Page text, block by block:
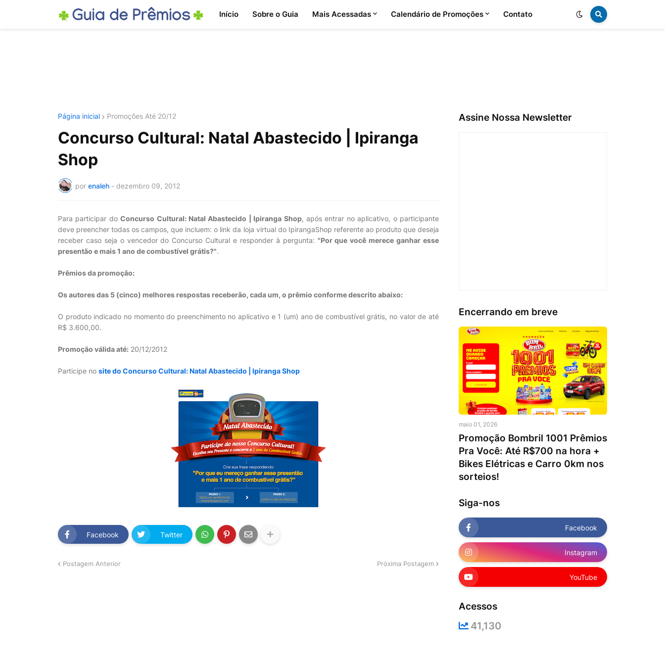
Início Sobre o Guia Mais Acessadas Calendário de Promoções Contato
Página inicial Promoções Até 20/12
Concurso Cultural: Natal Abastecido | Ipiranga
Shop
por enaleh - dezembro 09, 2012
Para participar doConcurso Cultural: Natal Abastecido | Ipiranga Shop, após entrar no aplicativo, o participante
deve preencher todas os campos, que incluem: o link da loja virtual do IpirangaShop referente ao produto que deseja
receber caso seja o vencedor do Concurso Cultural e responder à pergunta: "Por que você merece ganhar esse
presentão e mais 1 ano de combustível grátis?".
Prêmios da promoção:
Os autores das 5 (cinco) melhores respostas receberão, cada um, o prêmio conforme descrito abaixo:
O produto indicado no momento do preenchimento no aplicativo e 1 (um) ano de combustível grátis, no valor de até
R$ 3.600,00.
Promoção válida até: 20/12/2012
Participe no site do Concurso Cultural: Natal Abastecido | Ipiranga Shop
Facebook Twitter
Postagem Anterior Próxima Postagem
Assine Nossa Newsletter
Encerrando em breve
maio 01, 2026
Promoção Bombril 1001 Prêmios
Pra Você: Até R$700 na hora +
Bikes Elétricas e Carro 0km nos
sorteios!
Siga-nos
Facebook
Instagram
YouTube
Acessos
41,130